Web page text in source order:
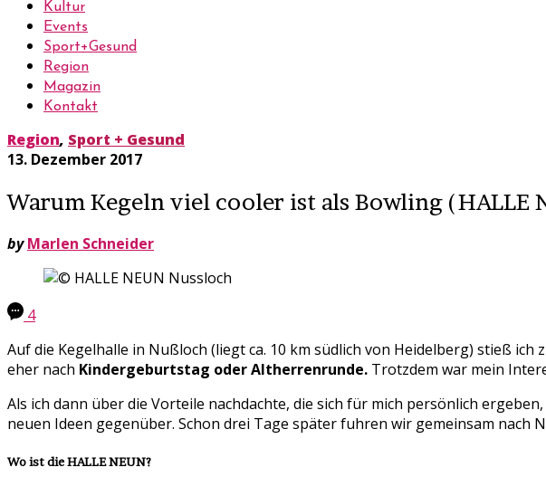
Kultur
Events
Sport+Gesund
Region
Magazin
Kontakt
Region, Sport + Gesund
13. Dezember 2017
Warum Kegeln viel cooler ist als Bowling (HALLE
by Marlen Schneider
4
Auf die Kegelhalle in Nußloch (liegt ca. 10 km südlich von Heidelberg) stieß
eher nach Kindergeburtstag oder Altherrenrunde. Trotzdem war mein
Als ich dann über die Vorteile nachdachte, die sich für mich persönlich ergeben,
neuen Ideen gegenüber. Schon drei Tage später fuhren wir gemeinsam nach
Wo ist die HALLE NEUN?